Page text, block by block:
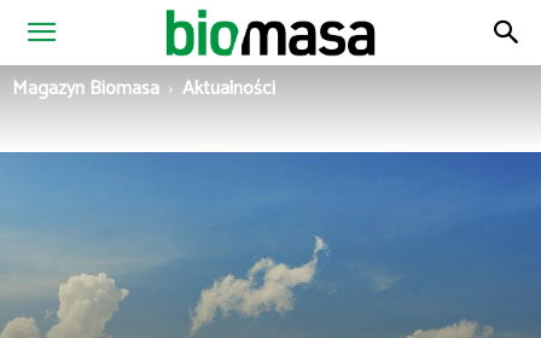
Magazyn
Magazyn Biomasa Aktualności